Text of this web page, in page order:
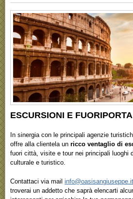
ESCURSIONI E FUORIPORTA
In sinergia con le principali agenzie
offre alla clientela un ricco ventaglio di
fuori città, visite e tour nei principali luoghi
culturale e turistico.
Contattaci via mail info@oasisangiuseppe.it
troverai un addetto che saprà elencarti